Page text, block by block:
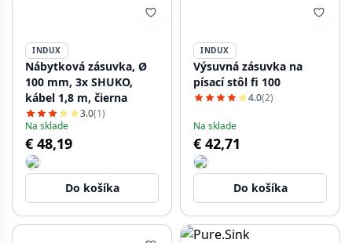
INDUX
Nábytková zásuvka, Ø
100 mm, 3x SHUKO,
kábel 1,8 m, čierna
3.0(1)
Na sklade
€ 48,19
Do košíka
INDUX
Výsuvná zásuvka na
písací stôl fi 100
4.0(2)
Na sklade
€ 42,71
Do košíka